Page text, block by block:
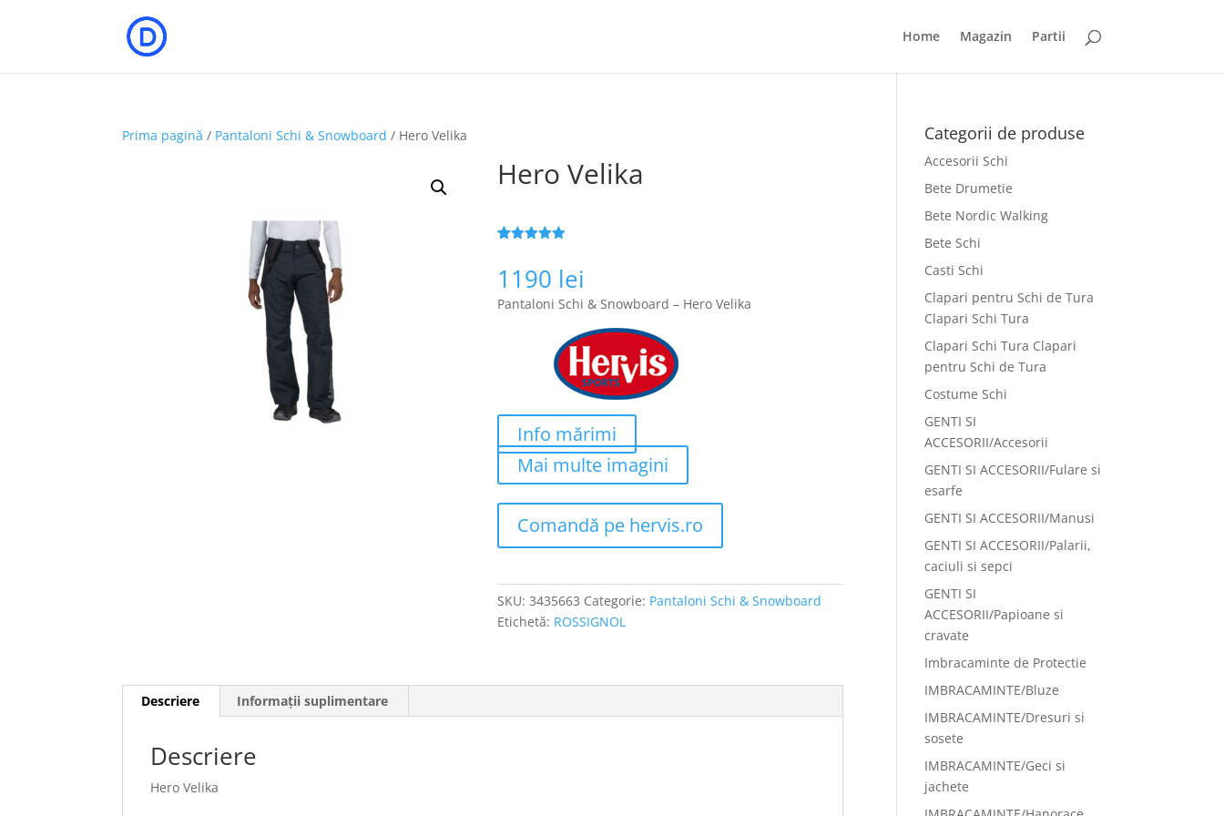
Home Magazin Partii
Prima pagină / Pantaloni Schi & Snowboard / Hero Velika
Hero Velika
pe baza a
de evaluări
de la clienți
1190 lei
Pantaloni Schi & Snowboard – Hero Velika
Info mărimi
Mai multe imagini
Comandă pe hervis.ro
SKU:3435663 Categorie: Pantaloni Schi & Snowboard
Etichetă: ROSSIGNOL
Descriere Informații suplimentare
Descriere
Hero Velika
Categorii de produse
Accesorii Schi
Bete Drumetie
Bete Nordic Walking
Bete Schi
Casti Schi
Clapari pentru Schi de Tura
Clapari Schi Tura
Clapari Schi Tura Clapari
pentru Schi de Tura
Costume Schi
GENTI SI
ACCESORII/Accesorii
GENTI SI ACCESORII/Fulare si
esarfe
GENTI SI ACCESORII/Manusi
GENTI SI ACCESORII/Palarii,
caciuli si sepci
GENTI SI
ACCESORII/Papioane si
cravate
Imbracaminte de Protectie
IMBRACAMINTE/Bluze
IMBRACAMINTE/Dresuri si
sosete
IMBRACAMINTE/Geci si
jachete